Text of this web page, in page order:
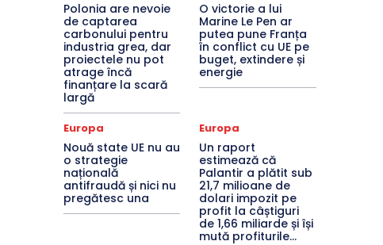
Polonia are nevoie
de captarea
carbonului pentru
industria grea, dar
proiectele nu pot
atrage încă
finanțare la scară
largă
O victorie a lui
Marine Le Pen ar
putea pune Franța
în conflict cu UE pe
buget, extindere și
energie
Europa
Nouă state UE nu au
o strategie
națională
antifraudă și nici nu
pregătesc una
Europa
Un raport
estimează că
Palantir a plătit sub
21,7 milioane de
dolari impozit pe
profit la câștiguri
de 1,66 miliarde și își
mută profiturile...